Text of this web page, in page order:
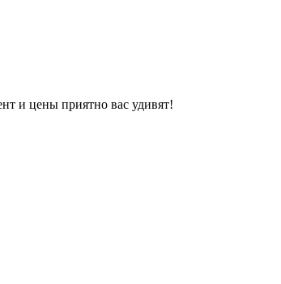
и цены приятно вас удивят!